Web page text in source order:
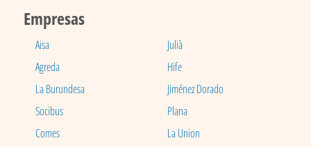
Empresas
Aisa
Julià
Agreda
Hife
La Burundesa
Jiménez Dorado
Socibus
Plana
Comes
La Union